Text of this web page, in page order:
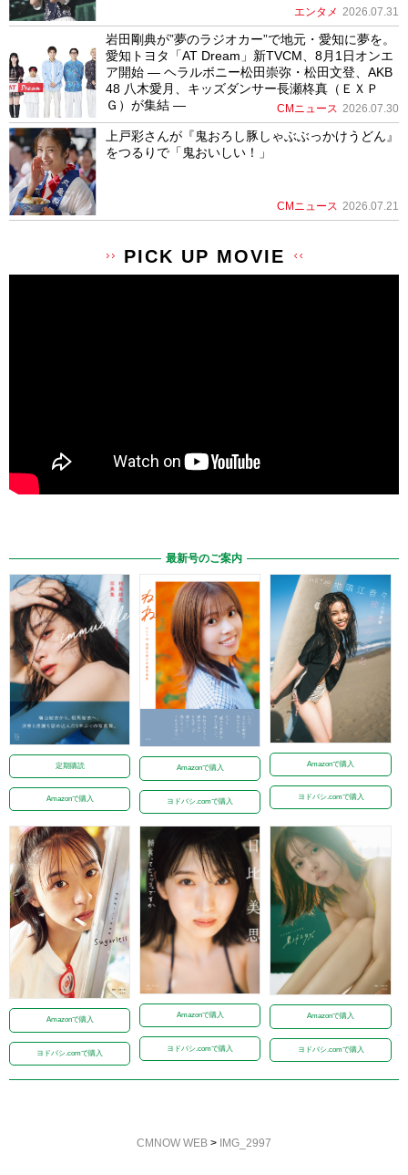
エンタメ 2026.07.31
岩田剛典が”夢のラジオカー”で地元・愛知に夢を。
愛知トヨタ「AT Dream」新TVCM、8月1日オンエ
ア開始 ― ヘラルボニー松田崇弥・松田文登、AKB
48 八木愛月、キッズダンサー長瀬柊真（ＥＸＰ
Ｇ）が集結 ―
CMニュース 2026.07.30
上戸彩さんが『鬼おろし豚しゃぶぶっかけうどん』
をつるりで「鬼おいしい！」
CMニュース 2026.07.21
PICK UP MOVIE
最新号のご案内
定期購読
Amazonで購入
Amazonで購入
ヨドバシ.comで購入
Amazonで購入
ヨドバシ.comで購入
Amazonで購入
ヨドバシ.comで購入
Amazonで購入
ヨドバシ.comで購入
Amazonで購入
ヨドバシ.comで購入
CMNOW WEB > IMG_2997